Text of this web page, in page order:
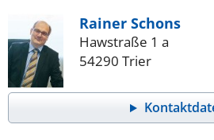
Rainer Schons
Hawstraße 1 a
54290 Trier